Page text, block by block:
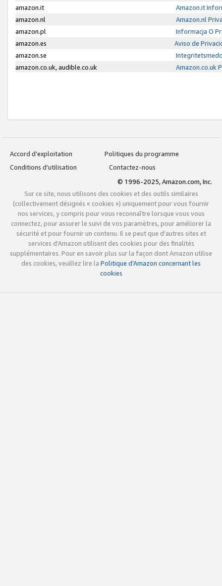
amazon.it
Amazon.it
amazon.nl
Amazon.nl
amazon.pl
Informacja O
amazon.es
Aviso de
amazon.se
amazon.co.uk, audible.co.uk
Amazon.co.uk
Accord d’exploitation
Politiques du programme
Conditions d’utilisation
Contactez-nous
© 1996-2025, Amazon.com, Inc.
Sur ce site, nous utilisons des cookies et des outils similaires
(collectivement désignés « cookies ») uniquement pour vous fournir
nos services, y compris pour vous reconnaître lorsque vous vous
connectez, pour assurer le suivi de vos paramètres, pour améliorer la
sécurité et pour fournir un contenu. Il se peut que d’autres sites et
services d’Amazon utilisent des cookies pour des finalités
supplémentaires. Pour en savoir plus sur la façon dont Amazon utilise
des cookies, veuillez lire la Politique d’Amazon concernant les
cookies